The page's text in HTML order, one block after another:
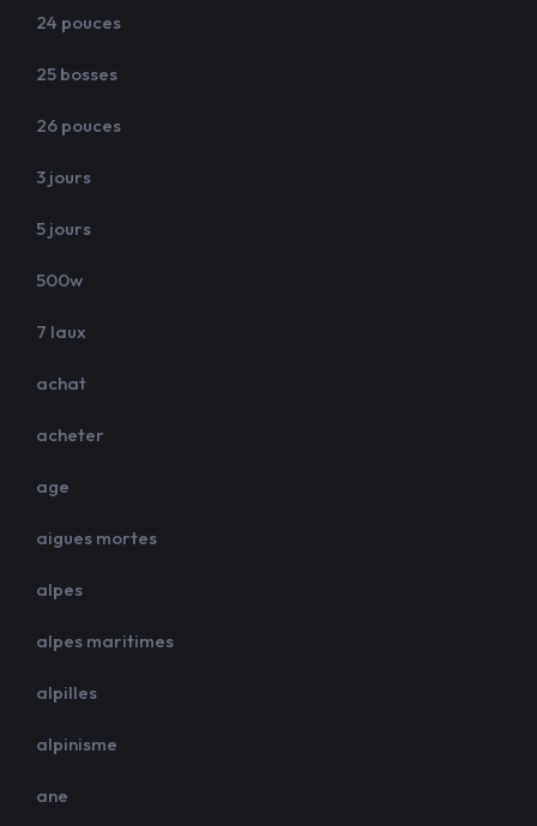
24 pouces
25 bosses
26 pouces
3 jours
5 jours
500w
7 laux
achat
acheter
age
aigues mortes
alpes
alpes maritimes
alpilles
alpinisme
ane